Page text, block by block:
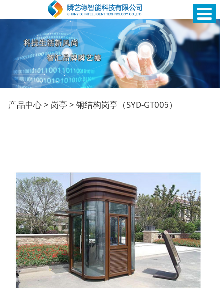
钢结构岗亭（SYD-
产品中心> 岗亭 > 钢结构岗亭（SYD-GT006）